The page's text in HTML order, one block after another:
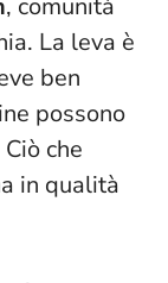
La leva è
ben
possono
Ciò che
in qualità